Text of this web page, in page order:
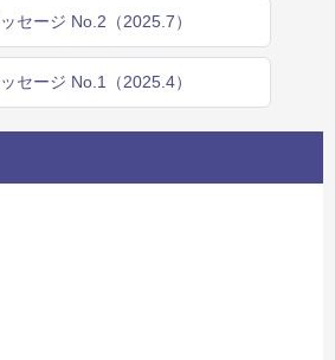
セージ No.2（2025.7）
セージ No.1（2025.4）